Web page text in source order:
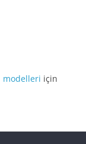
modelleri için